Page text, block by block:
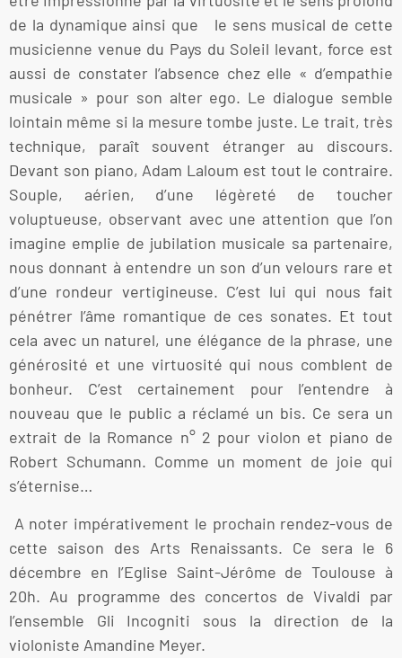
de la dynamique ainsi que le sens musical de cette
musicienne venue du Pays du Soleil levant, force est
aussi de constater l’absence chez elle « d’empathie
musicale » pour son alter ego. Le dialogue semble
lointain même si la mesure tombe juste. Le trait, très
technique, paraît souvent étranger au discours.
Devant son piano, Adam Laloum est tout le contraire.
Souple, aérien, d’une légèreté de toucher
voluptueuse, observant avec une attention que l’on
imagine emplie de jubilation musicale sa partenaire,
nous donnant à entendre un son d’un velours rare et
d’une rondeur vertigineuse. C’est lui qui nous fait
pénétrer l’âme romantique de ces sonates. Et tout
cela avec un naturel, une élégance de la phrase, une
générosité et une virtuosité qui nous comblent de
bonheur. C’est certainement pour l’entendre à
nouveau que le public a réclamé un bis. Ce sera un
extrait de la Romance n° 2 pour violon et piano de
Robert Schumann. Comme un moment de joie qui
s’éternise…
A noter impérativement le prochain rendez-vous de
cette saison des Arts Renaissants. Ce sera le 6
décembre en l’Eglise Saint-Jérôme de Toulouse à
20h. Au programme des concertos de Vivaldi par
l’ensemble Gli Incogniti sous la direction de la
violoniste Amandine Meyer.